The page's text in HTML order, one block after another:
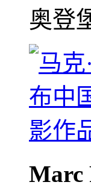
奥登
Marc